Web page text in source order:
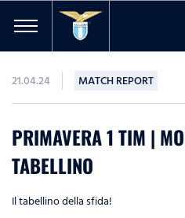
21.04.24 MATCH REPORT
PRIMAVERA 1 TIM |
TABELLINO
Il tabellino della sfida!